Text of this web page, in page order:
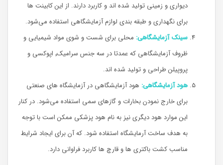
دیواری و زمینی تولید شده اند و کاربرد دارند. از این کابینت ها
برای نگهداری و طبقه بندی لوازم آزمایشگاهی استفاده می‌شود.
سینک آزمایشگاهی: محلی برای شست و شوی مواد شیمیایی و
ظروف آزمایشگاهی که عمدتا در سه جنس سرامیک٬ اپوکسی و
پروپیلن طراحی و تولید شده اند.
هود آزمایشگاهی: هود آزمایشگاهی در آزمایشگاه های صنعتی
برای خارج نمودن بخارات و گازهای سمی استفاده می‌شود. در کنار
این موارد هود دیگری نیز به نام هود پزشکی ممکن است با توجه
به هدف ساخت آرمایشگاه استفاده شود. که آن برای ایجاد شرایط
مناسب کشت باکتری ها و قارچ ها کاربرد فراوانی دارد.